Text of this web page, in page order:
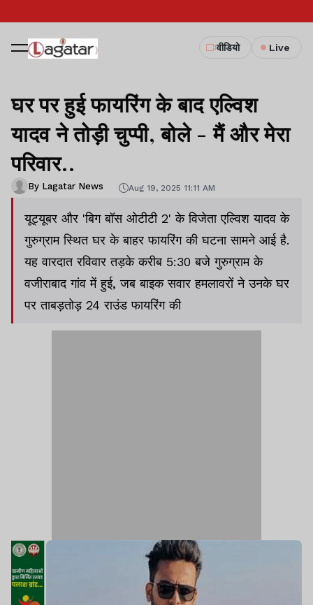
वीडियो Live
घर पर हुई फायरिंग के बाद एल्विश
यादव ने तोड़ी चुप्पी, बोले - मैं और मेरा
परिवार..
By Lagatar News Aug 19, 2025 11:11 AM
यूट्यूबर और 'बिग बॉस ओटीटी 2' के विजेता एल्विश यादव के
गुरुग्राम स्थित घर के बाहर फायरिंग की घटना सामने आई है.
यह वारदात रविवार तड़के करीब 5:30 बजे गुरुग्राम के
वजीराबाद गांव में हुई, जब बाइक सवार हमलावरों ने उनके घर
पर ताबड़तोड़ 24 राउंड फायरिंग की